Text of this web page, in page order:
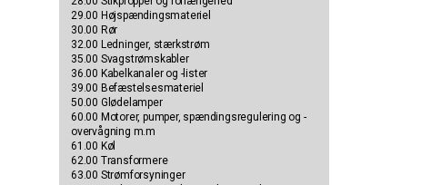
29.00 Højspændingsmateriel
30.00 Rør
32.00 Ledninger, stærkstrøm
35.00 Svagstrømskabler
36.00 Kabelkanaler og -lister
39.00 Befæstelsesmateriel
50.00 Glødelamper
60.00 Motorer, pumper, spændingsregulering og -
overvågning m.m
61.00 Køl
62.00 Transformere
63.00 Strømforsyninger